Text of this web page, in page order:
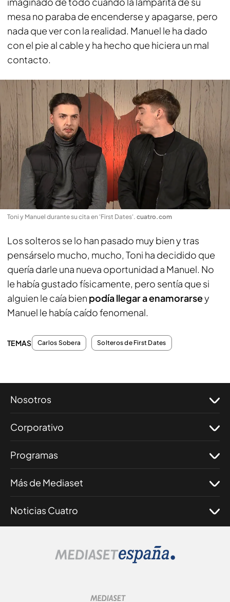
mesa no paraba de encenderse y apagarse, pero
nada que ver con la realidad. Manuel le ha dado
con el pie al cable y ha hecho que hiciera un mal
contacto.
Toni y Manuel durante su cita en 'First Dates'. cuatro.com
Los solteros se lo han pasado muy bien y tras
pensárselo mucho, mucho, Toni ha decidido que
quería darle una nueva oportunidad a Manuel. No
le había gustado físicamente, pero sentía que si
alguien le caía bien podía llegar a enamorarsey
Manuel le había caído fenomenal.
TEMAS Carlos Sobera Solteros de First Dates
Nosotros
Corporativo
Programas
Más de Mediaset
Noticias Cuatro